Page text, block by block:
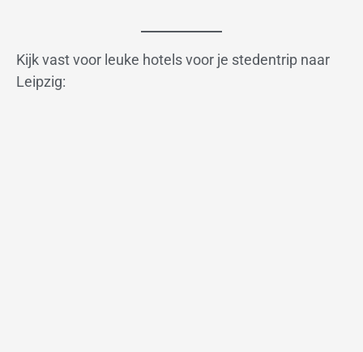
Kijk vast voor leuke hotels voor je stedentrip naar
Leipzig: